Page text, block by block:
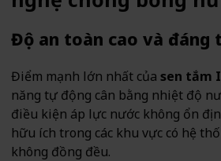
Độ an toàn cao và đáng
Điểm mạnh lớn nhất của sen tắm
năng tự động cân bằng nhiệt độ
điều kiện áp lực nước không ổn
hữu ích trong các khu vực có hệ
không đồng đều.